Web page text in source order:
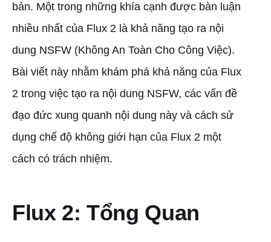
bản. Một trong những khía cạnh được bàn luận
nhiều nhất của Flux 2 là khả năng tạo ra nội
dung NSFW (Không An Toàn Cho Công Việc).
Bài viết này nhằm khám phá khả năng của Flux
2 trong việc tạo ra nội dung NSFW, các vấn đề
đạo đức xung quanh nội dung này và cách sử
dụng chế độ không giới hạn của Flux 2 một
cách có trách nhiệm.
Flux 2: Tổng Quan